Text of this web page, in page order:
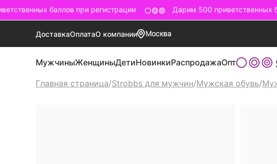
баллов при регистрации Дарим 500 приветственных
ДоставкаОплатаО компании Москва
МужчиныЖенщиныДетиНовинкиРаспродажаОпт
Главная страница/Strobbs для мужчин/Мужская обувь/